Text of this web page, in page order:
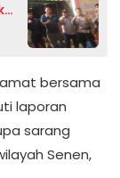
bersama
laporan
sarang
Senen,